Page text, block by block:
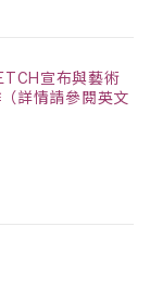
宣布與藝術
詳情請參閱英文